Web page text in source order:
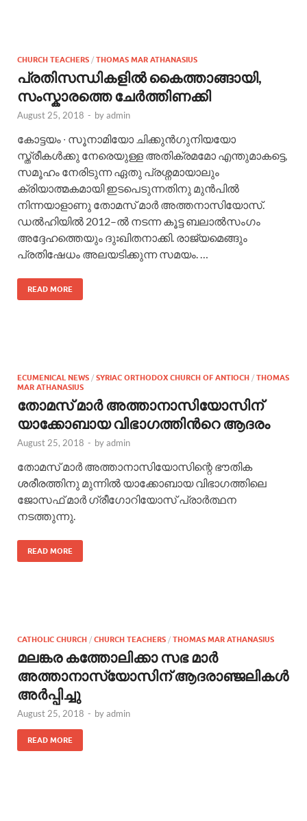
CHURCH TEACHERS / THOMAS MAR ATHANASIUS
പ്രതിസന്ധികളിൽ കൈത്താങ്ങായി,
സംസ്കാരത്തെ ചേർത്തിണക്കി
August 25, 2018 - byadmin
കോട്ടയം ∙ സൂനാമിയോ ചിക്കുൻഗുനിയയോ
സ്ത്രീകൾക്കു നേരെയുള്ള അതിക്രമമോ എന്തുമാകട്ടെ,
സമൂഹം നേരിടുന്ന ഏതു പ്രശ്നമായാലും
ക്രിയാത്മകമായി ഇടപെടുന്നതിനു മുൻപിൽ
നിന്നയാളാണു തോമസ് മാർ അത്തനാസിയോസ്.
ഡൽഹിയിൽ 2012–ൽ നടന്ന കൂട്ട ബലാൽസംഗം
അദ്ദേഹത്തെയും ദുഃഖിതനാക്കി. രാജ്യമെങ്ങും
പ്രതിഷേധം അലയടിക്കുന്ന സമയം. …
READ MORE
ECUMENICAL NEWS / SYRIAC ORTHODOX CHURCH OF ANTIOCH / THOMAS
MAR ATHANASIUS
തോമസ് മാർ അത്താനാസിയോസിന്
യാക്കോബായ വിഭാഗത്തിന്‍റെ ആദരം
August 25, 2018 - byadmin
തോമസ് മാർ അത്താനാസിയോസിന്റെ ഭൗതിക
ശരീരത്തിനു മുന്നില്‍ യാക്കോബായ വിഭാഗത്തിലെ
ജോസഫ് മാർ ഗ്രീഗോറിയോസ് പ്രാർത്ഥന
നടത്തുന്നു.
READ MORE
CATHOLIC CHURCH / CHURCH TEACHERS / THOMAS MAR ATHANASIUS
മലങ്കര കത്തോലിക്കാ സഭ മാര്‍
അത്താനാസ്യോസിന് ആദരാഞ്ജലികള്‍
അര്‍പ്പിച്ചു
August 25, 2018 - byadmin
READ MORE